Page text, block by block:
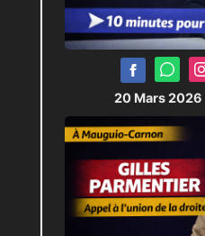
20 Mars 2026